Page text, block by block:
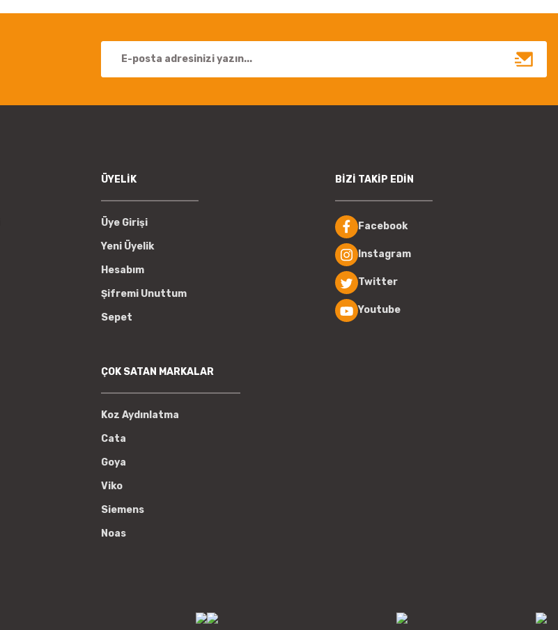
ÜYELİK
Üye Girişi
Yeni Üyelik
Hesabım
Şifremi Unuttum
Sepet
BİZİ TAKİP EDİN
Facebook
Instagram
Twitter
Youtube
ÇOK SATAN MARKALAR
Koz Aydınlatma
Cata
Goya
Viko
Siemens
Noas